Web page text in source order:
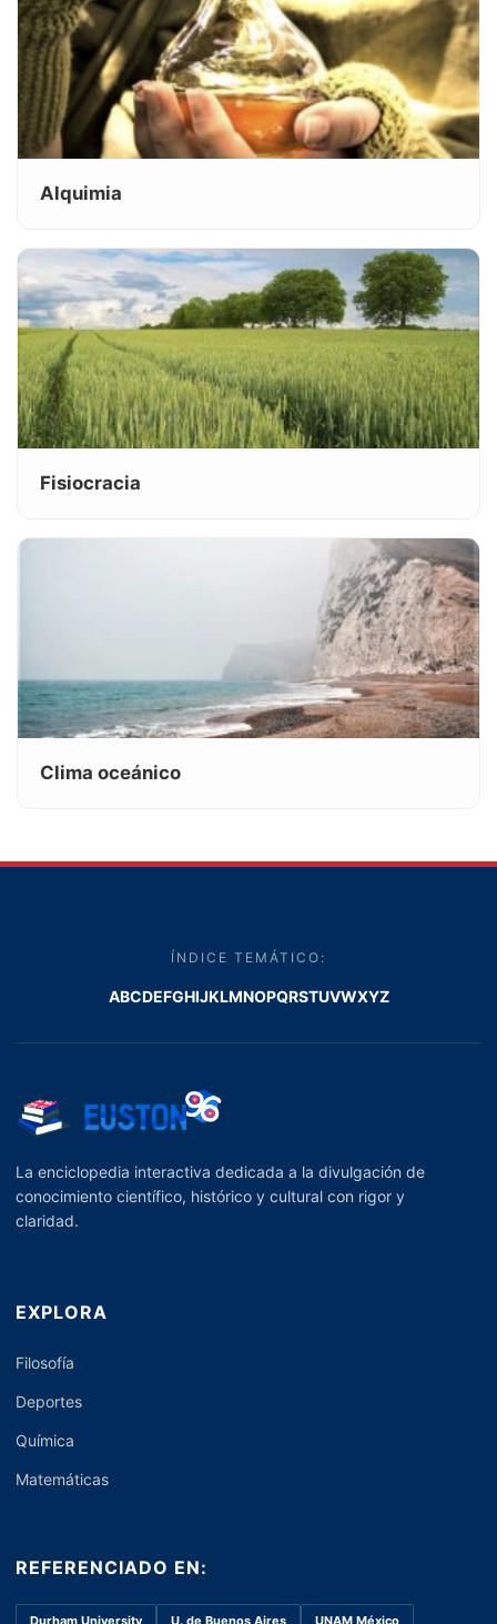
Alquimia
Fisiocracia
Clima oceánico
ÍNDICE TEMÁTICO:
ABCDEFGHIJKLMNOPQRSTUVWXYZ
La enciclopedia interactiva dedicada a la divulgación de
conocimiento científico, histórico y cultural con rigor y
claridad.
EXPLORA
Filosofía
Deportes
Química
Matemáticas
REFERENCIADO EN:
Durham University U. de Buenos Aires UNAM México